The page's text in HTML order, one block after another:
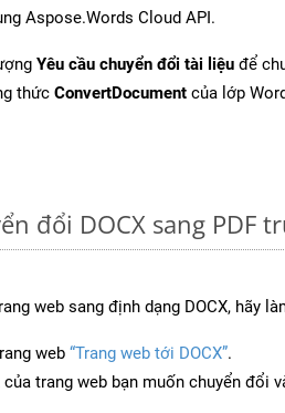
Aspose.Words Cloud API.
Yêu cầu chuyển đổi tài liệu để
thức ConvertDocument của lớp
đổi DOCX sang PDF
web sang định dạng DOCX, hãy
web “Trang web tới DOCX”.
của trang web bạn muốn chuyển đổi